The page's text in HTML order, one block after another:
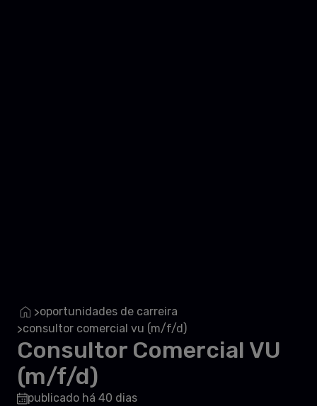
>oportunidades de carreira
>consultor comercial vu (m/f/d)
Consultor Comercial VU
(m/f/d)
publicado há 40 dias